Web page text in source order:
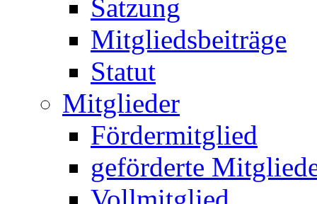
Satzung
Mitgliedsbeiträge
Statut
Mitglieder
Fördermitglied
geförderte